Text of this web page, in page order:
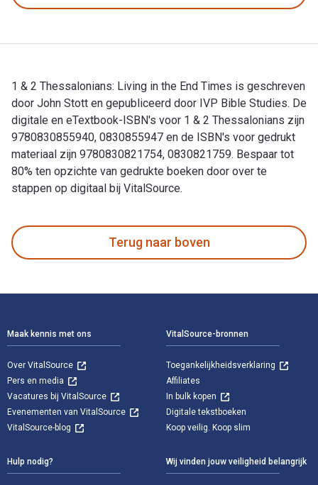
1 & 2 Thessalonians: Living in the End Times is geschreven
door John Stott en gepubliceerd door IVP Bible Studies. De
digitale en eTextbook-ISBN's voor 1 & 2 Thessalonians zijn
9780830855940, 0830855947 en de ISBN's voor gedrukt
materiaal zijn 9780830821754, 0830821759. Bespaar tot
80% ten opzichte van gedrukte boeken door over te
stappen op digitaal bij VitalSource.
Terug naar boven
Maak kennis met ons
Over VitalSource
Pers en media
Vacatures bij VitalSource
Evenementen van VitalSource
VitalSource-blog
VitalSource-bronnen
Toegankelijkheidsverklaring
Affiliates
In bulk kopen
Digitale tekstboeken
Koop veilig. Koop slim
Hulp nodig? Wij vinden jouw veiligheid belangrijk